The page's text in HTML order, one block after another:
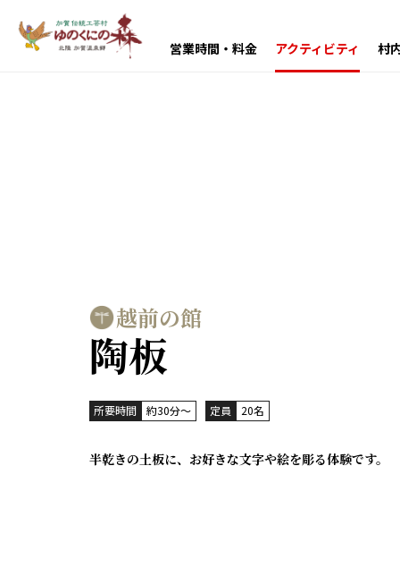
営業時間・料金 アクティビティ 村
越前の館
陶板
所要時間 約30分～ 定員 20名
半乾きの土板に、お好きな文字や絵を彫る体験です。